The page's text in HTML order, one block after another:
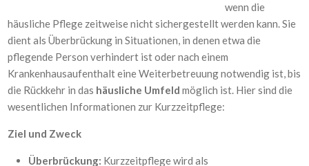
wenn die
häusliche Pflege zeitweise nicht sichergestellt werden kann. Sie
dient als Überbrückung in Situationen, in denen etwa die
pflegende Person verhindert ist oder nach einem
Krankenhausaufenthalt eine Weiterbetreuung notwendig ist, bis
die Rückkehr in das häusliche Umfeldmöglich ist. Hier sind die
wesentlichen Informationen zur Kurzzeitpflege:
Ziel und Zweck
Überbrückung: Kurzzeitpflege wird als